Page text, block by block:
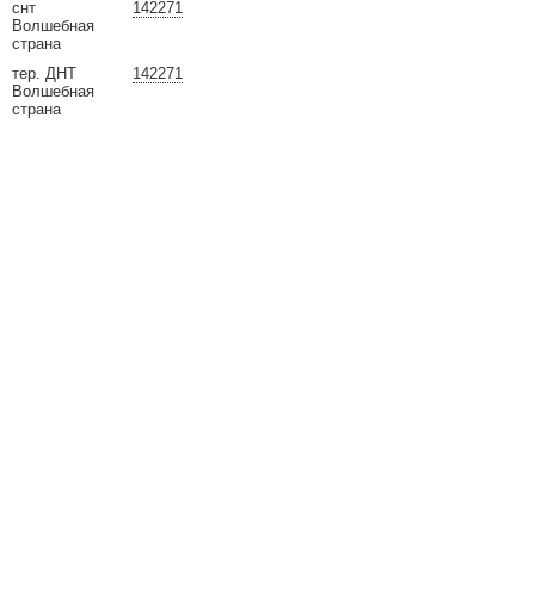
142271
снт
Волшебная
страна
142271
тер. ДНТ
Волшебная
страна